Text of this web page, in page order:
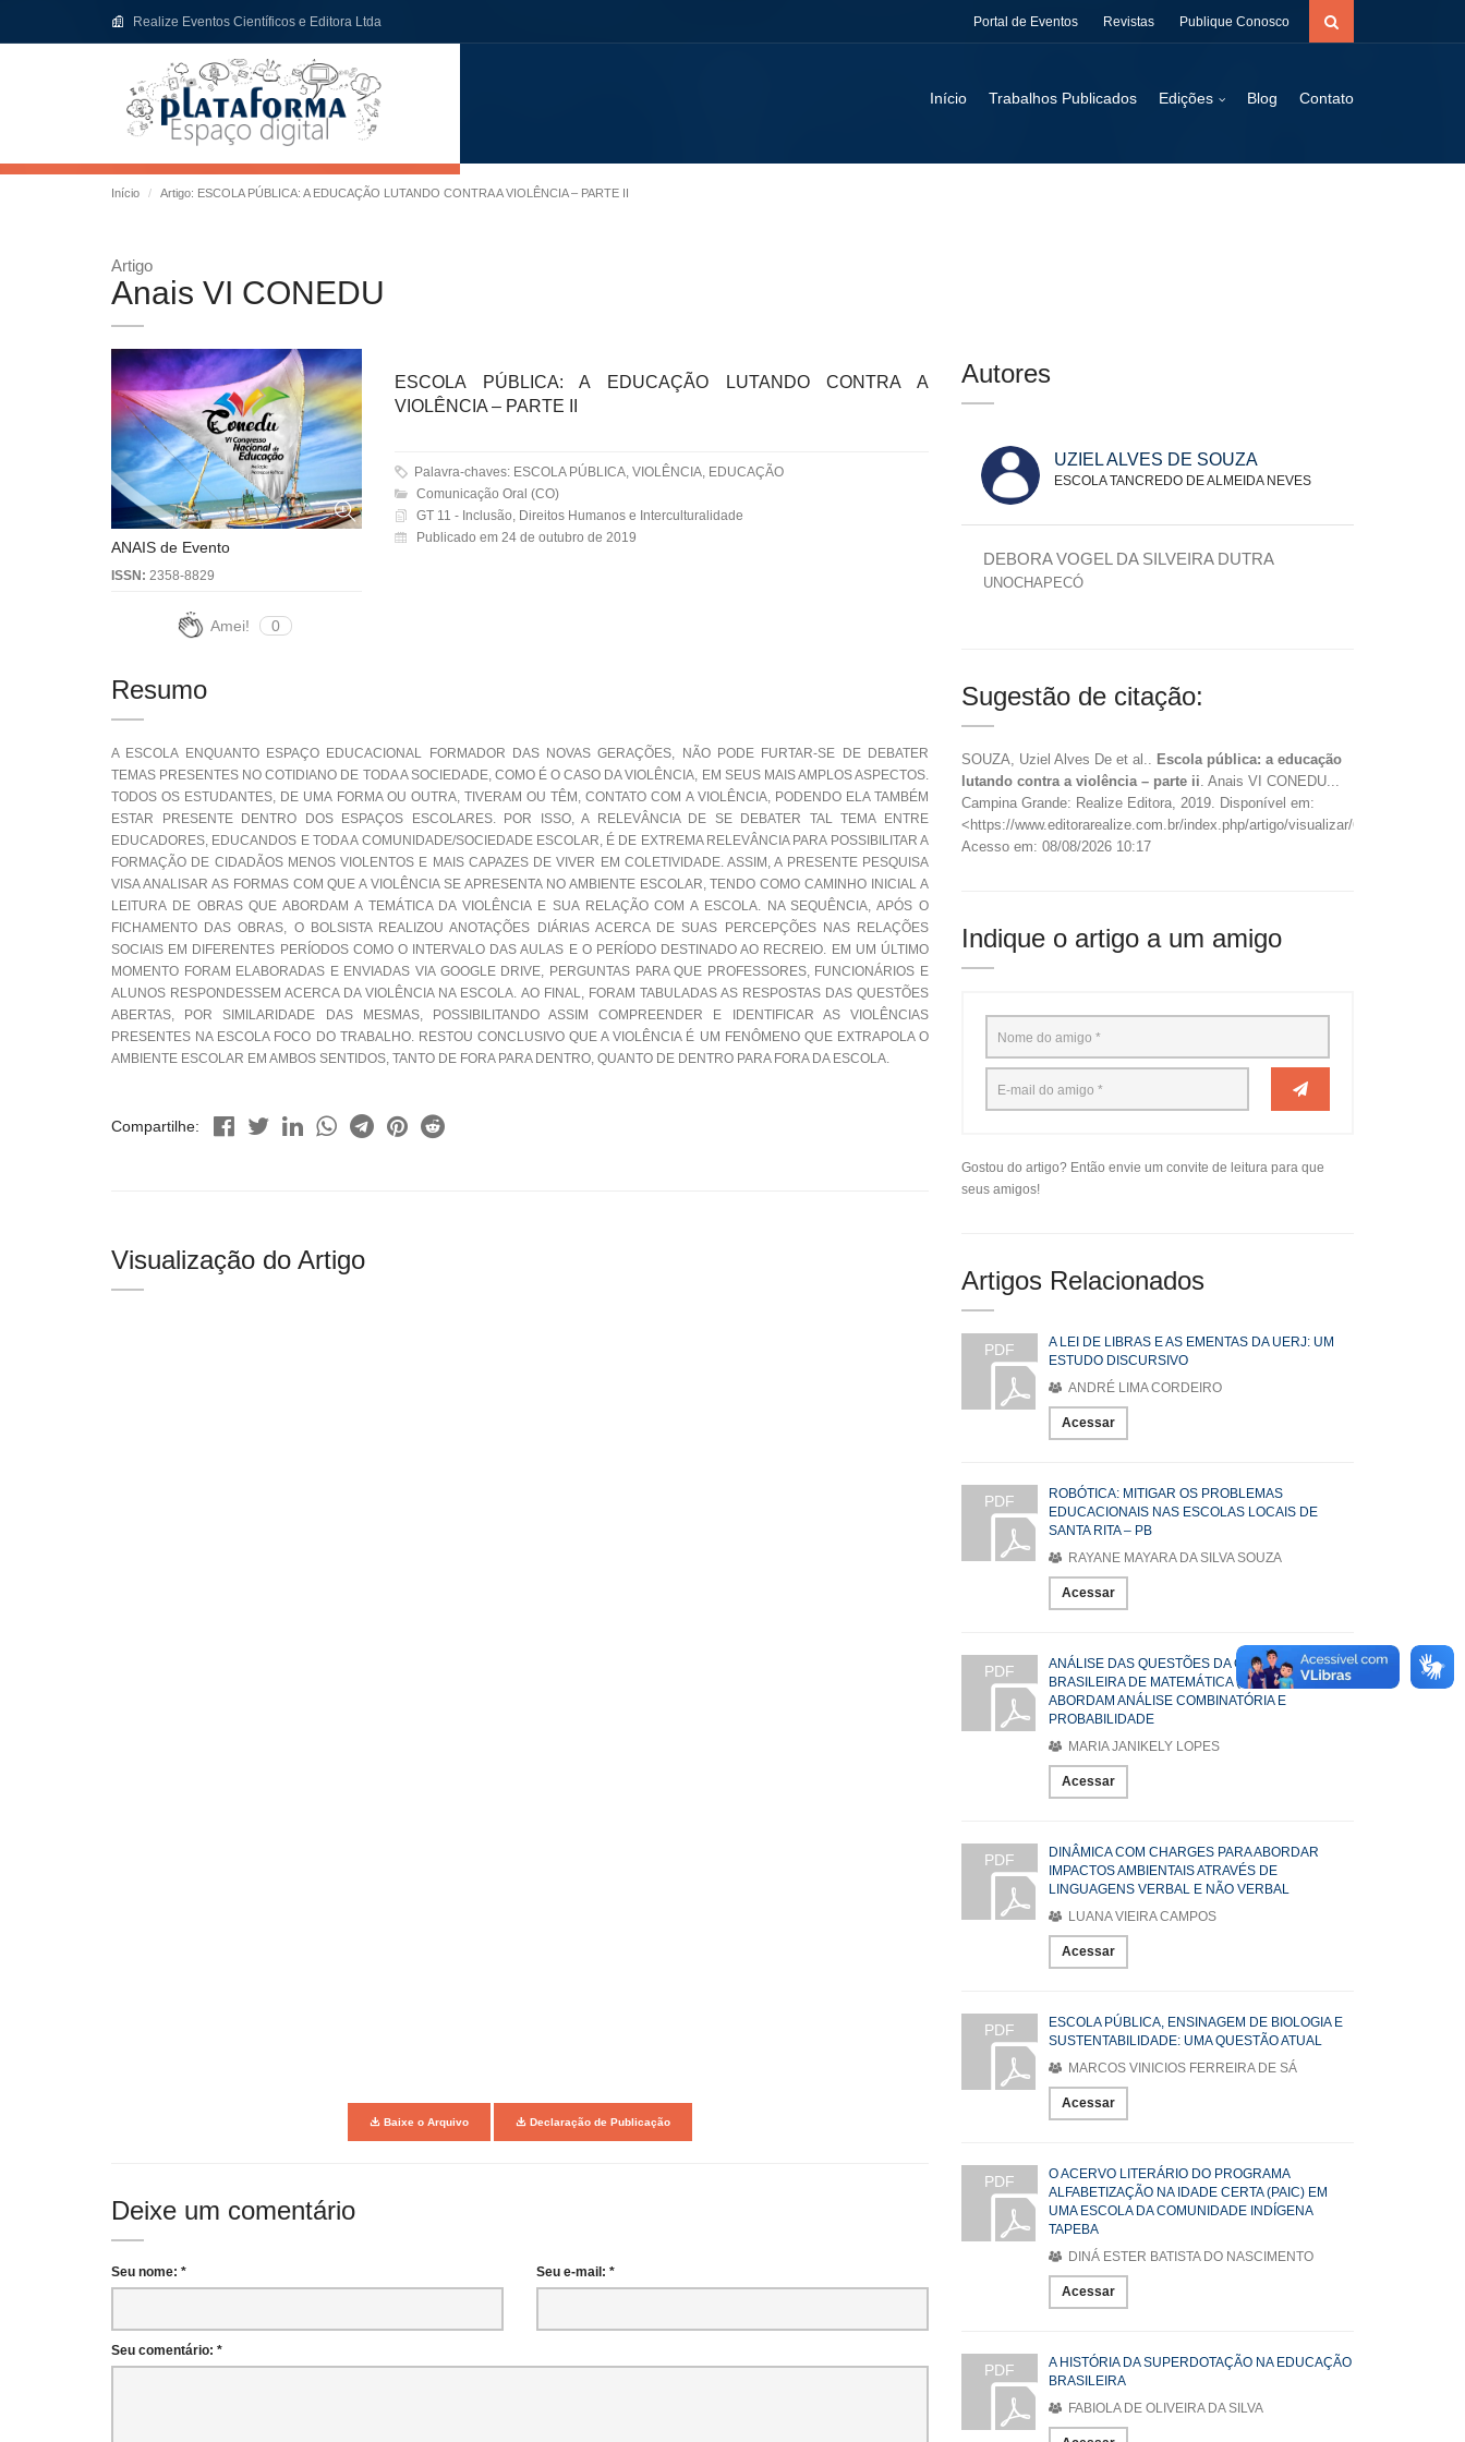
Realize Eventos Científicos e Editora Ltda Portal de Eventos Revistas Publique Conosco
Início Trabalhos Publicados Edições Blog Contato
Início Artigo: ESCOLA PÚBLICA: A EDUCAÇÃO LUTANDO CONTRA A VIOLÊNCIA – PARTE II
Artigo
Anais VI CONEDU
ANAIS de Evento
ISSN: 2358-8829
Amei! 0
ESCOLA PÚBLICA: A EDUCAÇÃO LUTANDO CONTRA A
VIOLÊNCIA – PARTE II
Palavra-chaves: ESCOLA PÚBLICA, VIOLÊNCIA, EDUCAÇÃO
Comunicação Oral (CO)
GT 11 - Inclusão, Direitos Humanos e Interculturalidade
Publicado em 24 de outubro de 2019
Resumo
A ESCOLA ENQUANTO ESPAÇO EDUCACIONAL FORMADOR DAS NOVAS GERAÇÕES, NÃO PODE FURTAR-SE DE DEBATER
TEMAS PRESENTES NO COTIDIANO DE TODA A SOCIEDADE, COMO É O CASO DA VIOLÊNCIA, EM SEUS MAIS AMPLOS ASPECTOS.
TODOS OS ESTUDANTES, DE UMA FORMA OU OUTRA, TIVERAM OU TÊM, CONTATO COM A VIOLÊNCIA, PODENDO ELA TAMBÉM
ESTAR PRESENTE DENTRO DOS ESPAÇOS ESCOLARES. POR ISSO, A RELEVÂNCIA DE SE DEBATER TAL TEMA ENTRE
EDUCADORES, EDUCANDOS E TODA A COMUNIDADE/SOCIEDADE ESCOLAR, É DE EXTREMA RELEVÂNCIA PARA POSSIBILITAR A
FORMAÇÃO DE CIDADÃOS MENOS VIOLENTOS E MAIS CAPAZES DE VIVER EM COLETIVIDADE. ASSIM, A PRESENTE PESQUISA
VISA ANALISAR AS FORMAS COM QUE A VIOLÊNCIA SE APRESENTA NO AMBIENTE ESCOLAR, TENDO COMO CAMINHO INICIAL A
LEITURA DE OBRAS QUE ABORDAM A TEMÁTICA DA VIOLÊNCIA E SUA RELAÇÃO COM A ESCOLA. NA SEQUÊNCIA, APÓS O
FICHAMENTO DAS OBRAS, O BOLSISTA REALIZOU ANOTAÇÕES DIÁRIAS ACERCA DE SUAS PERCEPÇÕES NAS RELAÇÕES
SOCIAIS EM DIFERENTES PERÍODOS COMO O INTERVALO DAS AULAS E O PERÍODO DESTINADO AO RECREIO. EM UM ÚLTIMO
MOMENTO FORAM ELABORADAS E ENVIADAS VIA GOOGLE DRIVE, PERGUNTAS PARA QUE PROFESSORES, FUNCIONÁRIOS E
ALUNOS RESPONDESSEM ACERCA DA VIOLÊNCIA NA ESCOLA. AO FINAL, FORAM TABULADAS AS RESPOSTAS DAS QUESTÕES
ABERTAS, POR SIMILARIDADE DAS MESMAS, POSSIBILITANDO ASSIM COMPREENDER E IDENTIFICAR AS VIOLÊNCIAS
PRESENTES NA ESCOLA FOCO DO TRABALHO. RESTOU CONCLUSIVO QUE A VIOLÊNCIA É UM FENÔMENO QUE EXTRAPOLA O
AMBIENTE ESCOLAR EM AMBOS SENTIDOS, TANTO DE FORA PARA DENTRO, QUANTO DE DENTRO PARA FORA DA ESCOLA.
Compartilhe:
Visualização do Artigo
Baixe o Arquivo Declaração de Publicação
Deixe um comentário
Seu nome: * Seu e-mail: *
Seu comentário: *
Autores
UZIEL ALVES DE SOUZA
ESCOLA TANCREDO DE ALMEIDA NEVES
DEBORA VOGEL DA SILVEIRA DUTRA
UNOCHAPECÓ
Sugestão de citação:
SOUZA, Uziel Alves De et al.. Escola pública: a educação
lutando contra a violência – parte ii. Anais VI CONEDU...
Campina Grande: Realize Editora, 2019. Disponível em:
<https://www.editorarealize.com.br/index.php/artigo/visualizar/60335>.
Acesso em: 08/08/2026 10:17
Indique o artigo a um amigo
Gostou do artigo? Então envie um convite de leitura para que
seus amigos!
Artigos Relacionados
PDF
A LEI DE LIBRAS E AS EMENTAS DA UERJ: UM
ESTUDO DISCURSIVO
ANDRÉ LIMA CORDEIRO
Acessar
PDF
ROBÓTICA: MITIGAR OS PROBLEMAS
EDUCACIONAIS NAS ESCOLAS LOCAIS DE
SANTA RITA – PB
RAYANE MAYARA DA SILVA SOUZA
Acessar
PDF
ANÁLISE DAS QUESTÕES DA OLIMPÍADA
BRASILEIRA DE MATEMÁTICA (OBM) QUE
ABORDAM ANÁLISE COMBINATÓRIA E
PROBABILIDADE
MARIA JANIKELY LOPES
Acessar
PDF
DINÂMICA COM CHARGES PARA ABORDAR
IMPACTOS AMBIENTAIS ATRAVÉS DE
LINGUAGENS VERBAL E NÃO VERBAL
LUANA VIEIRA CAMPOS
Acessar
PDF
ESCOLA PÚBLICA, ENSINAGEM DE BIOLOGIA E
SUSTENTABILIDADE: UMA QUESTÃO ATUAL
MARCOS VINICIOS FERREIRA DE SÁ
Acessar
PDF
O ACERVO LITERÁRIO DO PROGRAMA
ALFABETIZAÇÃO NA IDADE CERTA (PAIC) EM
UMA ESCOLA DA COMUNIDADE INDÍGENA
TAPEBA
DINÁ ESTER BATISTA DO NASCIMENTO
Acessar
PDF
A HISTÓRIA DA SUPERDOTAÇÃO NA EDUCAÇÃO
BRASILEIRA
FABIOLA DE OLIVEIRA DA SILVA